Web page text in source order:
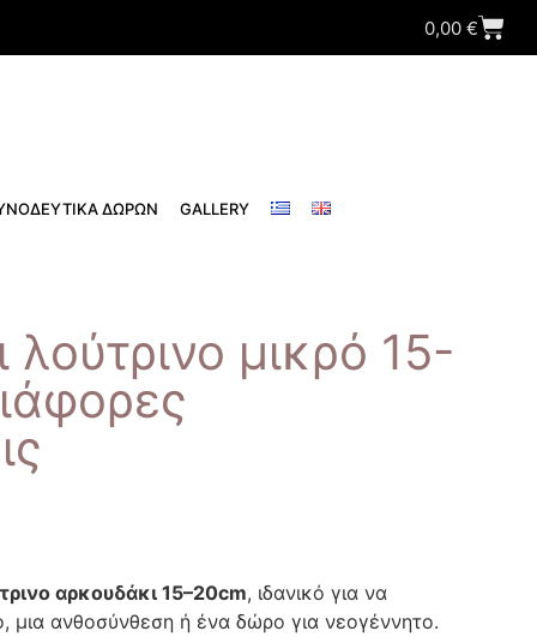
0,00 €
ΔΩΡΩΝ GALLERY
μικρό 15-
αρκουδάκι 15–20cm, ιδανικό για να
μια ανθοσύνθεση ή ένα δώρο για νεογέννητο.